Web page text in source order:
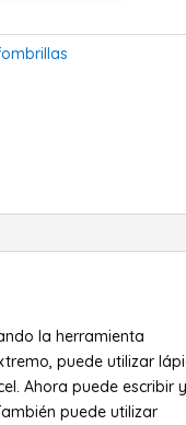
la herramienta
puede utilizar
Ahora puede escribir
puede utilizar